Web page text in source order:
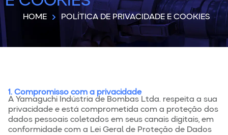
HOME POLÍTICA DE PRIVACIDADE E COOKIES
1. Compromisso com a privacidade
A Yamaguchi Indústria de Bombas Ltda. respeita a sua
privacidade e está comprometida com a proteção dos
dados pessoais coletados em seus canais digitais, em
conformidade com a Lei Geral de Proteção de Dados